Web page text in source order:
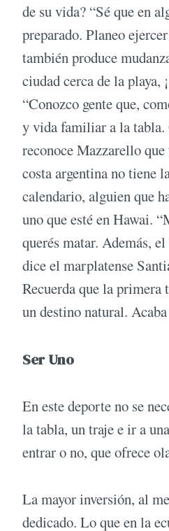
de su vida? “Sé que en
preparado. Planeo
también produce
ciudad cerca de la playa,
“Conozco gente que,
y vida familiar a la tabla.
reconoce Mazzarello
costa argentina no tiene
calendario, alguien que
uno que esté en Hawai.
querés matar. Además,
dice el marplatense
Recuerda que la primera
un destino natural.
Ser Uno
En este deporte no se
la tabla, un traje e ir a
entrar o no, que ofrece
La mayor inversión, al
dedicado. Lo que en la